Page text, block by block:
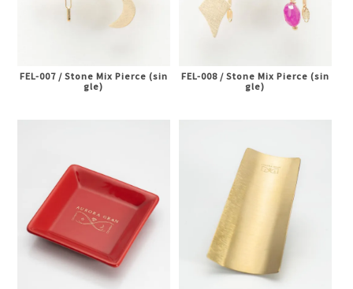
FEL-007 / Stone Mix Pierce (sin
gle)
FEL-008 / Stone Mix Pierce (sin
gle)